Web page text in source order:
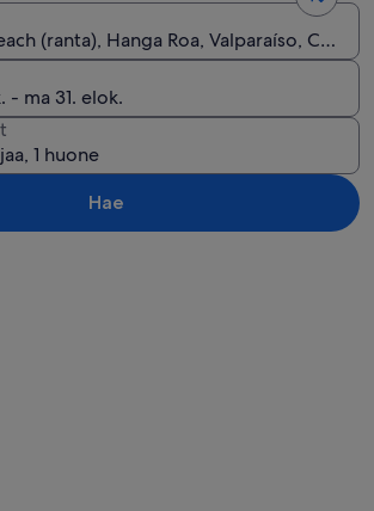
(ranta), Hanga Roa, Valparaíso, Chile
- ma 31. elok.
1 huone
Hae